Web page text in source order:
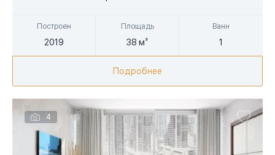
Построен
2019
Площадь
38 м²
Ванн
1
Подробнее
4